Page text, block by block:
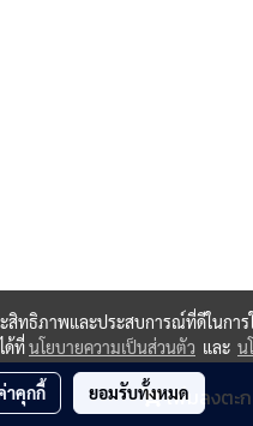
เพิ่มลงตะ
สิทธิภาพและประสบการณ์ที่ดีในการ
ด้ที่นโยบายความเป็นส่วนตัว และ น
าคุกกี้ ยอมรับทั้งหมด